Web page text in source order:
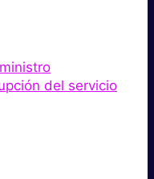
del servicio